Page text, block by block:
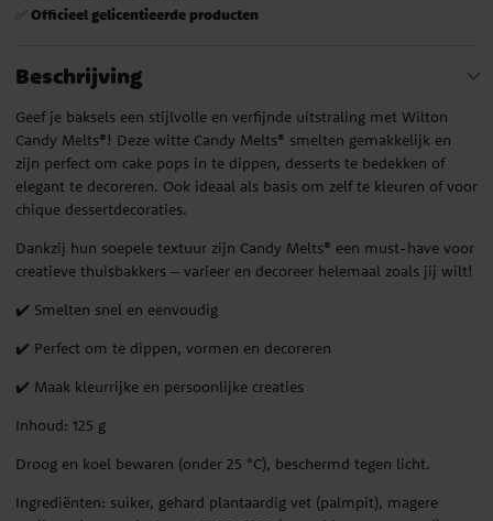
✅ Officieel gelicentieerde producten
Beschrijving
Geef je baksels een stijlvolle en verfijnde uitstraling met Wilton
Candy Melts®! Deze witte Candy Melts® smelten gemakkelijk en
zijn perfect om cake pops in te dippen, desserts te bedekken of
elegant te decoreren. Ook ideaal als basis om zelf te kleuren of voor
chique dessertdecoraties.
Dankzij hun soepele textuur zijn Candy Melts® een must-have voor
creatieve thuisbakkers – varieer en decoreer helemaal zoals jij wilt!
✔️ Smelten snel en eenvoudig
✔️ Perfect om te dippen, vormen en decoreren
✔️ Maak kleurrijke en persoonlijke creaties
Inhoud: 125 g
Droog en koel bewaren (onder 25 °C), beschermd tegen licht.
Ingrediënten: suiker, gehard plantaardig vet (palmpit), magere